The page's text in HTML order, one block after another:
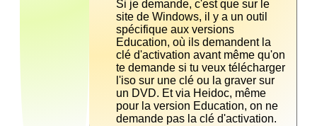
Si je demande, c'est que sur le
site de Windows, il y a un outil
spécifique aux versions
Education, où ils demandent la
clé d'activation avant même qu'on
te demande si tu veux télécharger
l'iso sur une clé ou la graver sur
un DVD. Et via Heidoc, même
pour la version Education, on ne
demande pas la clé d'activation.